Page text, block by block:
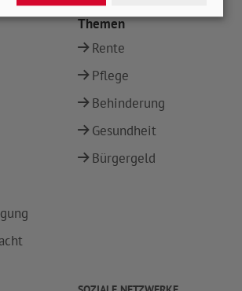
Themen
Rente
Pflege
Behinderung
Gesundheit
Bürgergeld